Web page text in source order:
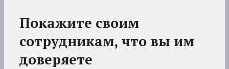
Покажите своим
сотрудникам, что вы им
доверяете